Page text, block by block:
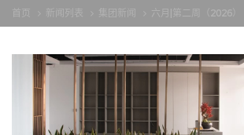
首页 新闻列表 集团新闻 六月|第二周（2026）